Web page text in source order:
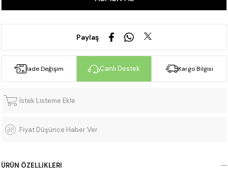
Paylaş
İade Değişim Canlı Destek Kargo Bilgisi
İstek Listeme Ekle
Fiyat Düşünce Haber Ver
ÜRÜN ÖZELLIKLERI